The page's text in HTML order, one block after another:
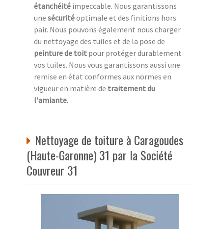
étanchéité impeccable. Nous garantissons
une sécuritéoptimale et des finitions hors
pair. Nous pouvons également nous charger
du nettoyage des tuiles et de la pose de
peinture de toit pour protéger durablement
vos tuiles. Nous vous garantissons aussi une
remise en état conformes aux normes en
vigueur en matière de traitement du
l'amiante.
Nettoyage de toiture à Caragoudes
(Haute-Garonne) 31 par la Société
Couvreur 31